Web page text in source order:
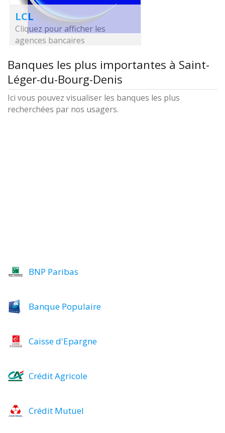
LCL
Cliquez pour afficher les
agences bancaires
Banques les plus importantes à Saint-
Léger-du-Bourg-Denis
Ici vous pouvez visualiser les banques les plus
recherchées par nos usagers.
BNP Paribas
Banque Populaire
Caisse d'Epargne
Crédit Agricole
Crédit Mutuel